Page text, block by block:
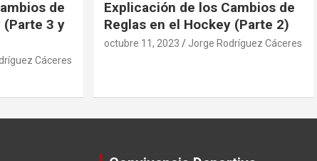
de
(Parte 3 y
Cáceres
Explicación de los Cambios de
Reglas en el Hockey (Parte 2)
octubre 11, 2023 Jorge Rodríguez Cáceres